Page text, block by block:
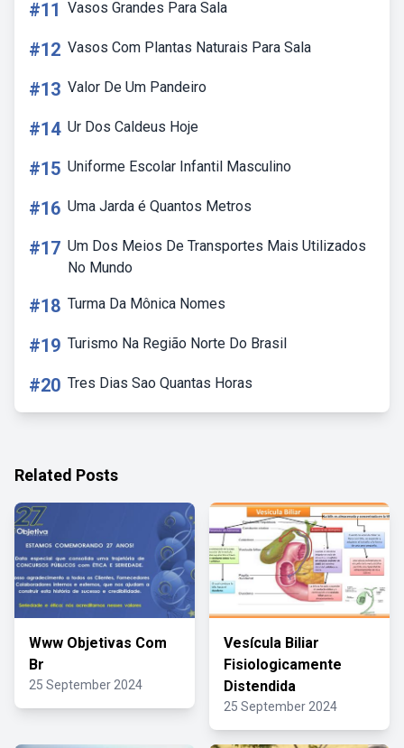
#11 Vasos Grandes Para Sala
#12 Vasos Com Plantas Naturais Para Sala
#13 Valor De Um Pandeiro
#14 Ur Dos Caldeus Hoje
#15 Uniforme Escolar Infantil Masculino
#16 Uma Jarda é Quantos Metros
#17 Um Dos Meios De Transportes Mais Utilizados
No Mundo
#18 Turma Da Mônica Nomes
#19 Turismo Na Região Norte Do Brasil
#20 Tres Dias Sao Quantas Horas
Related Posts
Www Objetivas Com
Br
25 September 2024
Vesícula Biliar
Fisiologicamente
Distendida
25 September 2024